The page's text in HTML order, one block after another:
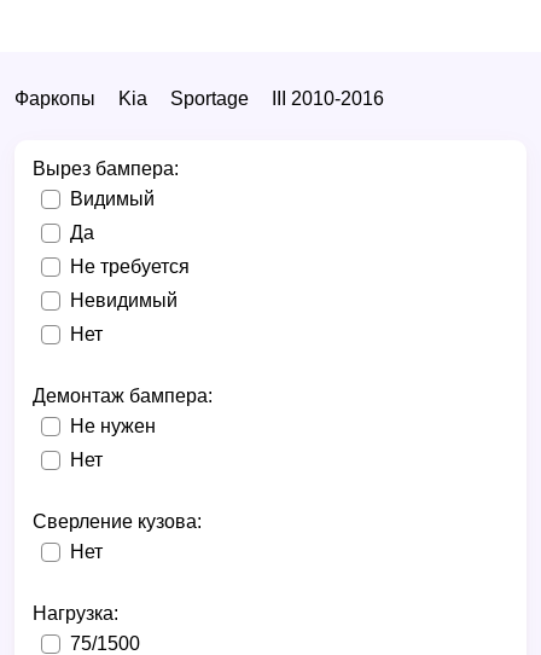
Фаркопы Kia Sportage III 2010-2016
Вырез бампера:
Видимый
Да
Не требуется
Невидимый
Нет
Демонтаж бампера:
Не нужен
Нет
Сверление кузова:
Нет
Нагрузка:
75/1500